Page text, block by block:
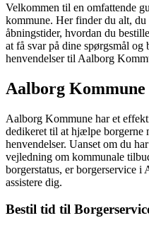
Velkommen til en omfattende
kommune. Her finder du alt,
åbningstider, hvordan du
at få svar på dine spørgsmål
henvendelser til Aalborg
Aalborg
Aalborg Kommune har et
dedikeret til at hjælpe borgerne
henvendelser. Uanset om du
vejledning om kommunale
borgerstatus, er borgerservice
assistere dig.
Bestil tid til